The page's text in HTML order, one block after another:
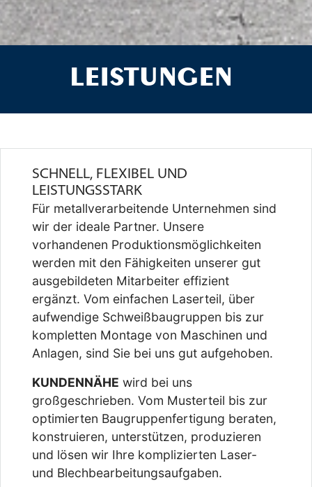
LEISTUNGEN
SCHNELL, FLEXIBEL UND
LEISTUNGSSTARK
Für metallverarbeitende Unternehmen sind
wir der ideale Partner. Unsere
vorhandenen Produktionsmöglichkeiten
werden mit den Fähigkeiten unserer gut
ausgebildeten Mitarbeiter effizient
ergänzt. Vom einfachen Laserteil, über
aufwendige Schweißbaugruppen bis zur
kompletten Montage von Maschinen und
Anlagen, sind Sie bei uns gut aufgehoben.
KUNDENNÄHE wird bei uns
großgeschrieben. Vom Musterteil bis zur
optimierten Baugruppenfertigung beraten,
konstruieren, unterstützen, produzieren
und lösen wir Ihre komplizierten Laser-
und Blechbearbeitungsaufgaben.